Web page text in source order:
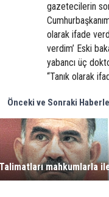
gazetecilerin
olarak ifade
verdim’ Eski
yabancı üç
“Tanık olarak
Önceki ve Sonraki
Talimatları mahkumlarla